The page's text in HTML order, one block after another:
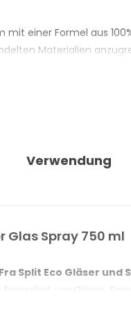
einer Formel aus
Materialien
den Einsatz im
ECO
Verwendung
Glas Spray 750 ml
Split Eco Gläser und
um Gläser,
Mikrofasertuch